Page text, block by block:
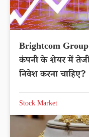
Brightcom Group
कंपनी के शेयर में तेजी,
निवेश करना चाहिए?
Stock Market